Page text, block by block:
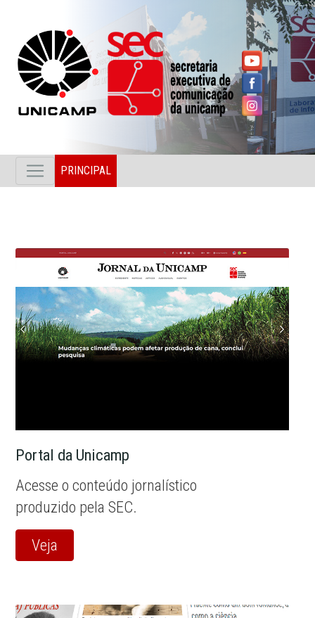
PRINCIPAL
Portal da Unicamp
Acesse o conteúdo jornalístico
produzido pela SEC.
Veja